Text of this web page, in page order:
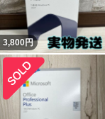
3,800円